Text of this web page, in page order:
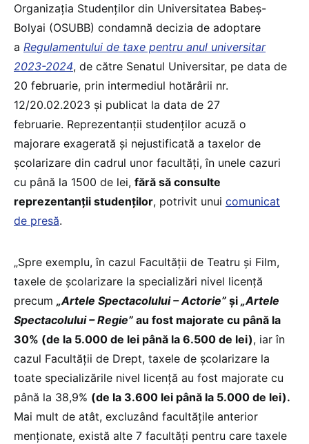
Organizația Studenților din Universitatea Babeș-
Bolyai (OSUBB) condamnă decizia de adoptare
a Regulamentului de taxe pentru anul universitar
2023-2024, de către Senatul Universitar, pe data de
20 februarie, prin intermediul hotărârii nr.
12/20.02.2023 și publicat la data de 27
februarie. Reprezentanții studenților acuză o
majorare exagerată și nejustificată a taxelor de
școlarizare din cadrul unor facultăți, în unele cazuri
cu până la 1500 de lei, fără să consulte
reprezentanții studenților, potrivit unui comunicat
de presă.
„Spre exemplu, în cazul Facultății de Teatru și Film,
taxele de școlarizare la specializări nivel licență
precum „Artele Spectacolului – Actorie” și „Artele
Spectacolului – Regie” au fost majorate cu până la
30% (de la 5.000 de lei până la 6.500 de lei), iar în
cazul Facultății de Drept, taxele de școlarizare la
toate specializările nivel licență au fost majorate cu
până la 38,9% (de la 3.600 lei până la 5.000 de lei).
Mai mult de atât, excluzând facultățile anterior
menționate, există alte 7 facultăți pentru care taxele